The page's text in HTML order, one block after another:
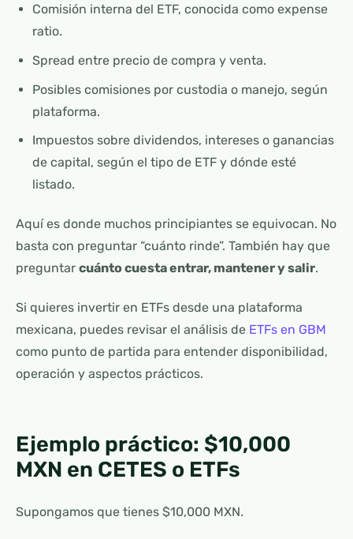
Comisión interna del ETF, conocida como expense
ratio.
Spread entre precio de compra y venta.
Posibles comisiones por custodia o manejo, según
plataforma.
Impuestos sobre dividendos, intereses o ganancias
de capital, según el tipo de ETF y dónde esté
listado.
Aquí es donde muchos principiantes se equivocan. No
basta con preguntar “cuánto rinde”. También hay que
preguntar cuánto cuesta entrar, mantener y salir.
Si quieres invertir en ETFs desde una plataforma
mexicana, puedes revisar el análisis de ETFs en GBM
como punto de partida para entender disponibilidad,
operación y aspectos prácticos.
Ejemplo práctico: $10,000
MXN en CETES o ETFs
Supongamos que tienes $10,000 MXN.